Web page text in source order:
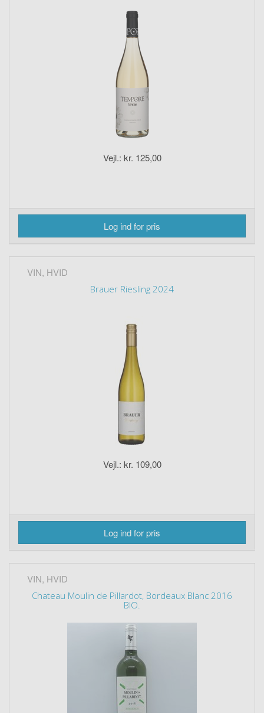
Vejl.: kr. 125,00
Log ind for pris
VIN, HVID
Brauer Riesling 2024
Vejl.: kr. 109,00
Log ind for pris
VIN, HVID
Chateau Moulin de Pillardot, Bordeaux Blanc 2016
BIO.